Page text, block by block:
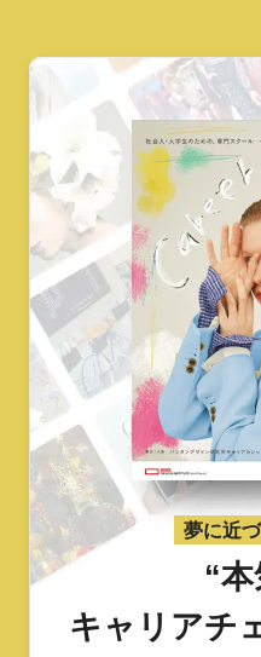
夢に近
“
キャリアチ